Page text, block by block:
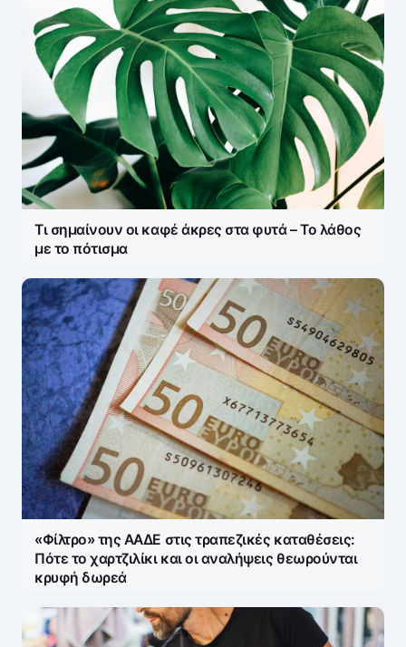
Τι σημαίνουν οι καφέ άκρες στα φυτά – Το λάθος
με το πότισμα
«Φίλτρο» της ΑΑΔΕ στις τραπεζικές καταθέσεις:
Πότε το χαρτζιλίκι και οι αναλήψεις θεωρούνται
κρυφή δωρεά